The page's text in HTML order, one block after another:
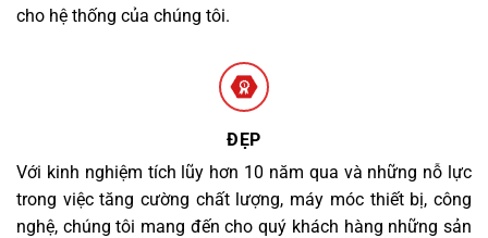
cho hệ thống của chúng tôi.
ĐẸP
Với kinh nghiệm tích lũy hơn 10 năm qua và những nỗ lực
trong việc tăng cường chất lượng, máy móc thiết bị, công
nghệ, chúng tôi mang đến cho quý khách hàng những sản